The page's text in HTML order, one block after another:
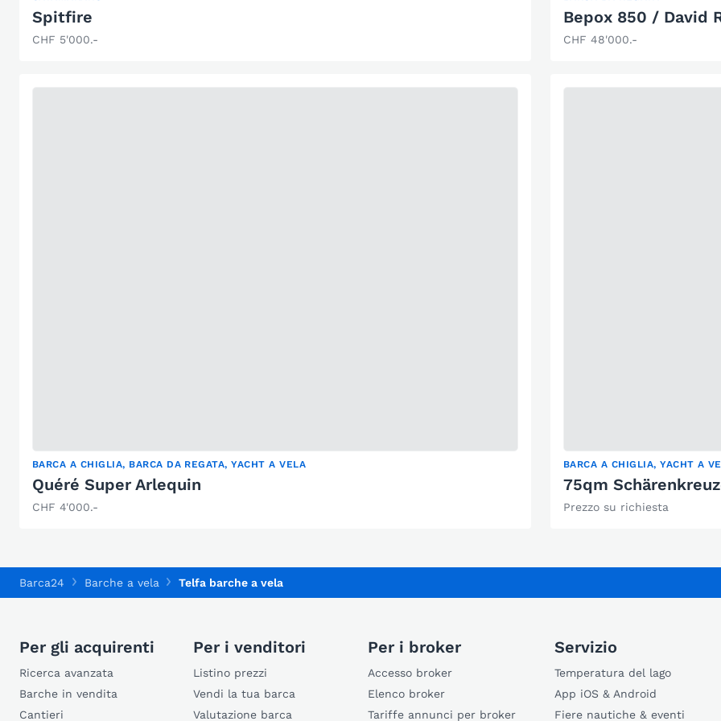
Spitfire
CHF 5'000.-
Bepox 850 / David
CHF 48'000.-
BARCA A CHIGLIA, BARCA DA REGATA, YACHT A VELA
Quéré Super Arlequin
CHF 4'000.-
BARCA A CHIGLIA, YACHT A
75qm
Prezzo su richiesta
Barca24 Barche a vela Telfa barche a vela
Per gli acquirenti
Ricerca avanzata
Barche in vendita
Cantieri
Per i venditori
Listino prezzi
Vendi la tua barca
Valutazione barca
Per i broker
Accesso broker
Elenco broker
Tariffe annunci per broker
Servizio
Temperatura del lago
App iOS & Android
Fiere nautiche & eventi